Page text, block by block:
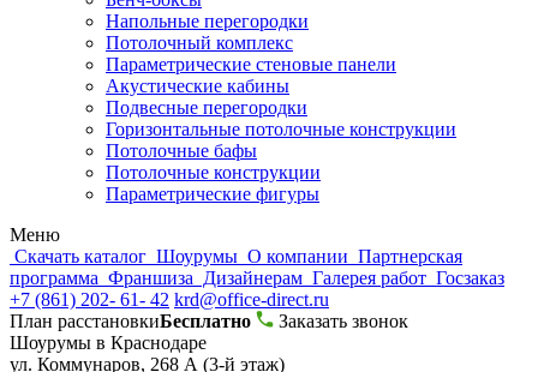
Напольные перегородки
Потолочный комплекс
Параметрические стеновые панели
Акустические кабины
Подвесные перегородки
Горизонтальные потолочные конструкции
Потолочные бафы
Потолочные конструкции
Параметрические фигуры
Меню
Скачать каталог Шоурумы О компании Партнерская
программа Франшиза Дизайнерам Галерея работ Госзаказ
+7 (861) 202- 61- 42 krd@office-direct.ru
План расстановкиБесплатно
Заказать звонок
Шоурумы в Краснодаре
ул. Коммунаров, 268 А (3-й этаж)